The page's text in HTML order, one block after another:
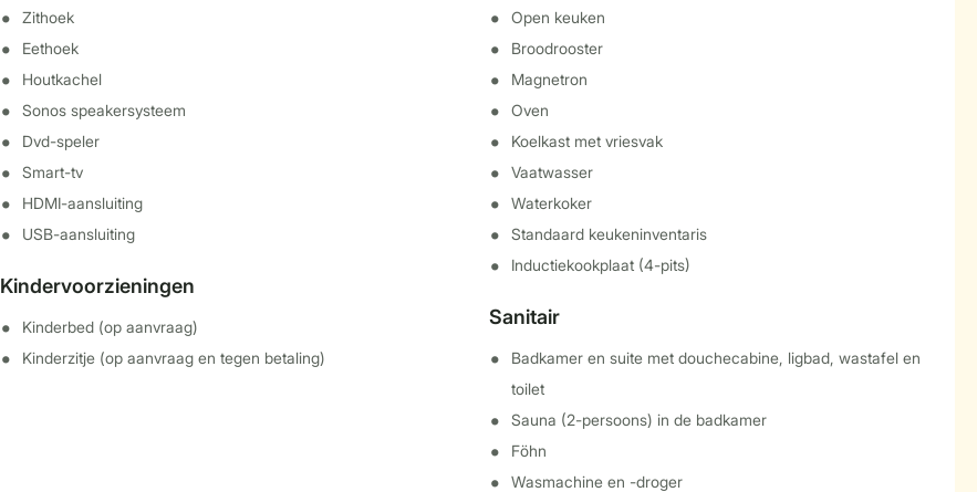
Zithoek
Eethoek
Houtkachel
Sonos speakersysteem
Dvd-speler
Smart-tv
HDMI-aansluiting
USB-aansluiting
Kindervoorzieningen
Kinderbed (op aanvraag)
Kinderzitje (op aanvraag en tegen betaling)
Open keuken
Broodrooster
Magnetron
Oven
Koelkast met vriesvak
Vaatwasser
Waterkoker
Standaard keukeninventaris
Inductiekookplaat (4-pits)
Sanitair
Badkamer en suite met douchecabine, ligbad, wastafel en
toilet
Sauna (2-persoons) in de badkamer
Föhn
Wasmachine en -droger